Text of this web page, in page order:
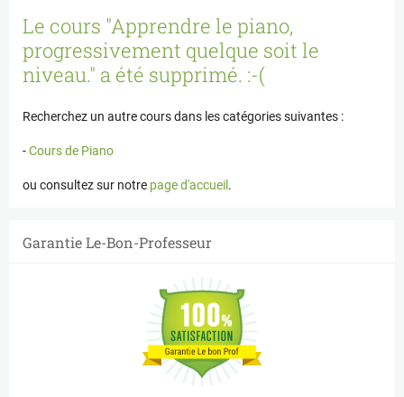
Le cours "Apprendre le piano,
progressivement quelque soit le
niveau." a été supprimé. :-(
Recherchez un autre cours dans les catégories suivantes :
-Cours de Piano
ou consultez sur notre page d'accueil .
Garantie Le-Bon-Professeur